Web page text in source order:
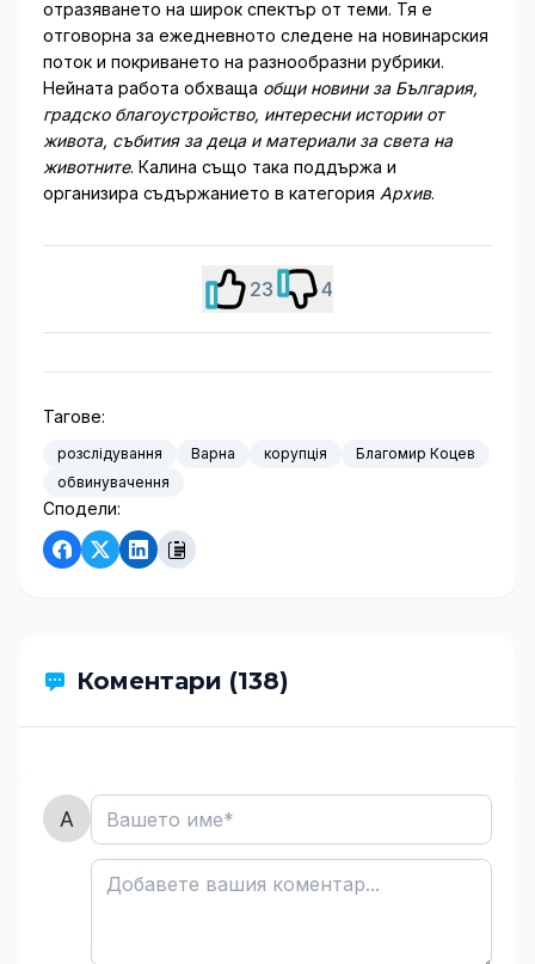
отразяването на широк спектър от теми. Тя е
отговорна за ежедневното следене на новинарския
поток и покриването на разнообразни рубрики.
Нейната работа обхваща общи новини за България,
градско благоустройство, интересни истории от
живота, събития за деца и материали за света на
животните. Калина също така поддържа и
организира съдържанието в категория Архив.
23 4
Тагове:
розслідування Варна корупція
Благомир Коцев
обвинувачення
Сподели:
Коментари (138)